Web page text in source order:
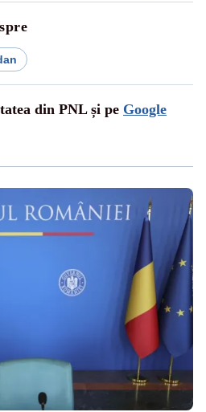
din PNL și pe Google